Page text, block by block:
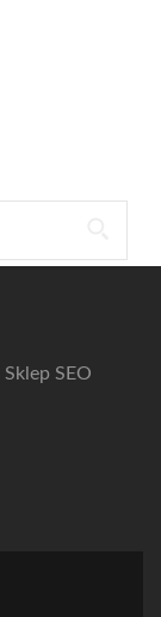
Sklep SEO